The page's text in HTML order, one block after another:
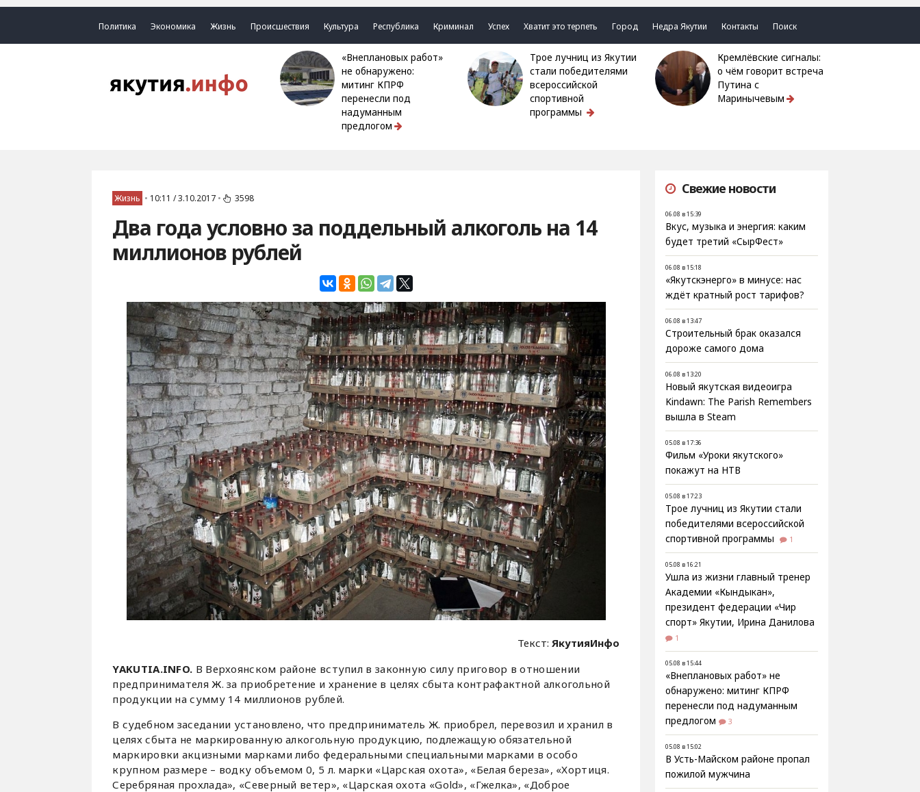
Политика Экономика Жизнь Происшествия Культура Республика Криминал Успех Хватит это терпеть Город Недра Якутии Контакты Поиск
«Внеплановых работ»
не обнаружено:
митинг КПРФ
перенесли под
надуманным
предлогом
Трое лучниц из Якутии
стали победителями
всероссийской
спортивной
программы
Кремлёвские сигналы:
о чём говорит встреча
Путина с
Маринычевым
Жизнь • 10:11 / 3.10.2017 • 3598
Два года условно за поддельный алкоголь на 14
миллионов рублей
Текст:ЯкутияИнфо
YAKUTIA.INFO. В Верхоянском районе вступил в законную силу приговор в отношении
предпринимателя Ж. за приобретение и хранение в целях сбыта контрафактной алкогольной
продукции на сумму 14 миллионов рублей.
В судебном заседании установлено, что предприниматель Ж. приобрел, перевозил и хранил в
целях сбыта не маркированную алкогольную продукцию, подлежащую обязательной
маркировки акцизными марками либо федеральными специальными марками в особо
крупном размере – водку объемом 0, 5 л. марки «Царская охота», «Белая береза», «Хортиця.
Серебряная прохлада», «Северный ветер», «Царская охота «Gold», «Гжелка», «Доброе
Свежие новости
06.08 в 15:39
Вкус, музыка и энергия: каким
будет третий «СырФест»
06.08 в 15:18
«Якутскэнерго» в минусе: нас
ждёт кратный рост тарифов?
06.08 в 13:47
Строительный брак оказался
дороже самого дома
06.08 в 13:20
Новый якутская видеоигра
Kindawn: The Parish Remembers
вышла в Steam
05.08 в 17:36
Фильм «Уроки якутского»
покажут на НТВ
05.08 в 17:23
Трое лучниц из Якутии стали
победителями всероссийской
спортивной программы
1
05.08 в 16:21
Ушла из жизни главный тренер
Академии «Кындыкан»,
президент федерации «Чир
спорт» Якутии, Ирина Данилова
1
05.08 в 15:44
«Внеплановых работ» не
обнаружено: митинг КПРФ
перенесли под надуманным
предлогом
3
05.08 в 15:02
В Усть-Майском районе пропал
пожилой мужчина